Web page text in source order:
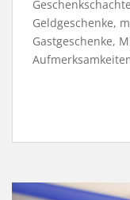
Geldgeschenke,
Gastgeschenke,